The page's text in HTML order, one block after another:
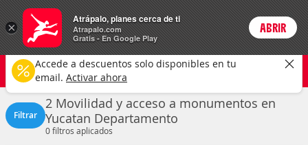
Actividades Login
Yucatan
Movilidad y acceso a monumentos Cualquier fecha
CAMBIAR
Filtrar
2 Movilidad y acceso a monumentos en
Yucatan Departamento
0filtros aplicados
×
Atrápalo, planes cerca de ti
Atrapalo.com
Gratis - En Google Play
ABRIR
Accede a descuentos solo disponibles en tu
email. Activar ahora